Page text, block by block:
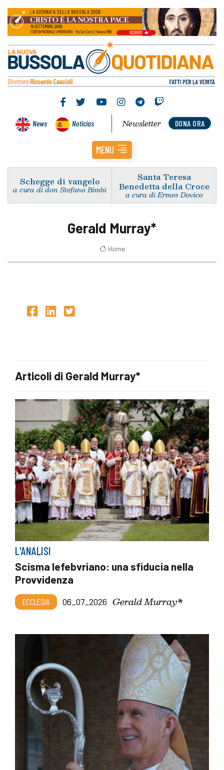
News Noticias DONA ORA
Newsletter
MENU
Schegge di vangelo
a cura di don Stefano Bimbi
Santa Teresa
Benedetta della Croce
a cura di Ermes Dovico
Gerald Murray*
Home
Articoli di Gerald Murray*
L'ANALISI
Scisma lefebvriano: una sfiducia nella
Provvidenza
ECCLESIA 06_07_2026 Gerald Murray*